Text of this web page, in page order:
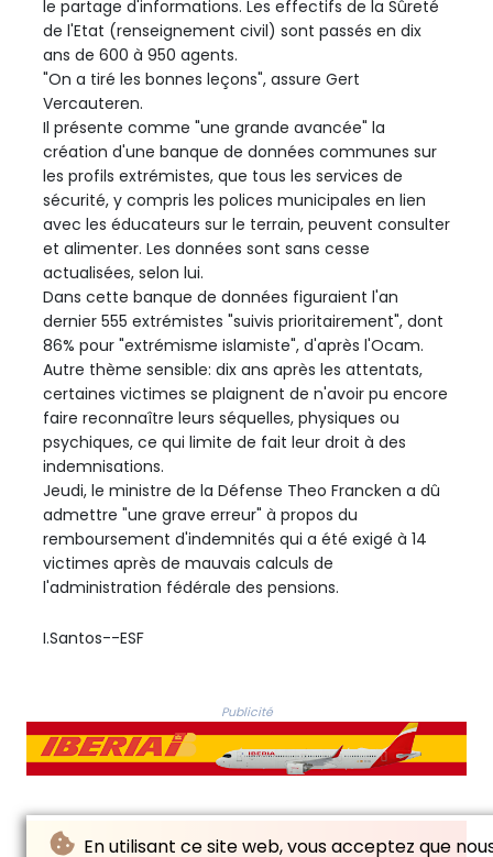
En utilisant ce site web, vous acceptez que
le partage d'informations. Les effectifs de la Sûreté
de l'Etat (renseignement civil) sont passés en dix
ans de 600 à 950 agents.
"On a tiré les bonnes leçons", assure Gert
Vercauteren.
Il présente comme "une grande avancée" la
création d'une banque de données communes sur
les profils extrémistes, que tous les services de
sécurité, y compris les polices municipales en lien
avec les éducateurs sur le terrain, peuvent consulter
et alimenter. Les données sont sans cesse
actualisées, selon lui.
Dans cette banque de données figuraient l'an
dernier 555 extrémistes "suivis prioritairement", dont
86% pour "extrémisme islamiste", d'après l'Ocam.
Autre thème sensible: dix ans après les attentats,
certaines victimes se plaignent de n'avoir pu encore
faire reconnaître leurs séquelles, physiques ou
psychiques, ce qui limite de fait leur droit à des
indemnisations.
Jeudi, le ministre de la Défense Theo Francken a dû
admettre "une grave erreur" à propos du
remboursement d'indemnités qui a été exigé à 14
victimes après de mauvais calculs de
l'administration fédérale des pensions.
I.Santos--ESF
Publicité